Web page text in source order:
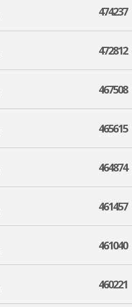
474237
472812
467508
465615
464874
461457
461040
460221